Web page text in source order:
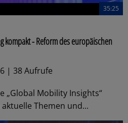
35:25
kompakt - Reform des europäischen
| 38 Aufrufe
„Global Mobility Insights“
Themen und...